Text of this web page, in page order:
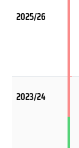
2025/26
2023/24